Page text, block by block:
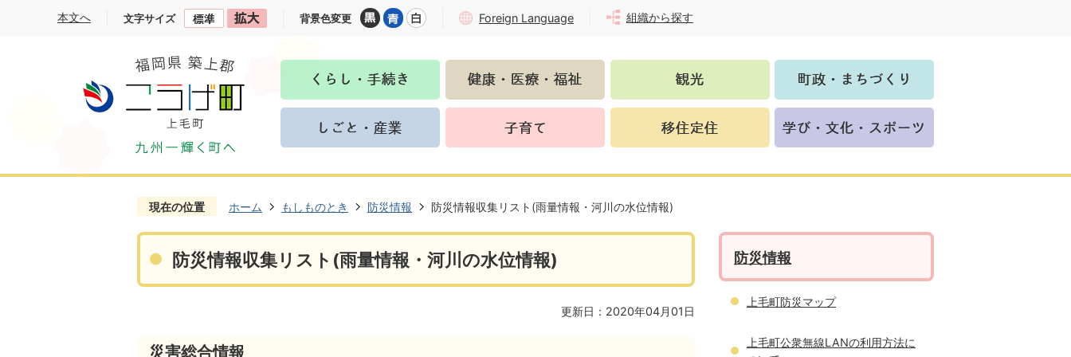
本文へ 文字サイズ 背景色変更 Foreign Language 組織から探す
現在の位置 ホーム もしものとき 防災情報 防災情報収集リスト(雨量情報・河川の水位情報)
防災情報収集リスト(雨量情報・河川の水位情報)
更新日：2020年04月01日
災害総合情報
防災情報
上毛町防災マップ
上毛町公衆無線LANの利用方法に